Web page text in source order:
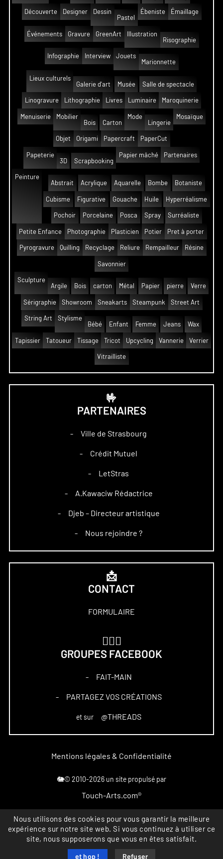
Découverte Designer
Dessin
Pastel
Ébeniste Émaillage
Événements Gravure GreenArt
Illustration
Risographie
Infographie Interview
Jouets
Marionnette
Lieux culturels
Galerie d'art
Musée Salle de spectacle
Linogravure Lithographie Livres Luminaire Maroquinerie
Menuiserie
Mobilier
Bois
Carton
Mode
Lingerie
Mosaïque
Objet Origami Papercraft PaperCut
Papeterie
3D
Scrapbooking
Papier mâché Partenaires
Peinture
Abstrait
Acrylique Aquarelle Bombe Botaniste
Cubisme Figurative Gouache Huile Hyperréalisme
Pochoir Porcelaine Posca Spray Surréaliste
Petite Enfance Photographie Plasticien Potier Pret à porter
Pyrogravure Quilling Recyclage Reliure Rempailleur Résine
Savonnier
Sculpture
Argile
Bois carton Métal Papier pierre Verre
Sérigraphie Showroom Sneakarts Steampunk Street Art
String Art
Stylisme
Bébé
Enfant Femme Jeans Wax
Tapissier Tatoueur Tissage Tricot Upcycling Vannerie Verrier
Vitrailliste
🤟
PARTENAIRES
– Ville de Strasbourg
– Crédit Mutuel
– LetStras
– A.Kawaciw Rédactrice
– Djeb – Directeur artistique
– Nous rejoindre ?
📩
CONTACT
FORMULAIRE
GROUPES FACEBOOK
– FAIT-MAIN
– PARTAGEZ VOS CRÉATIONS
et sur @THREADS
Mentions légales & Confidentialité
🐘© 2010-2026 un site propulsé par
Touch-Arts.com®
Marque déposée
All rights reserved
Nous utilisons des cookies pour vous garantir la meilleure
expérience sur notre site web. Si vous continuez à utiliser ce
site, nous supposerons que vous en êtes satisfait.
et hop ! Refuser